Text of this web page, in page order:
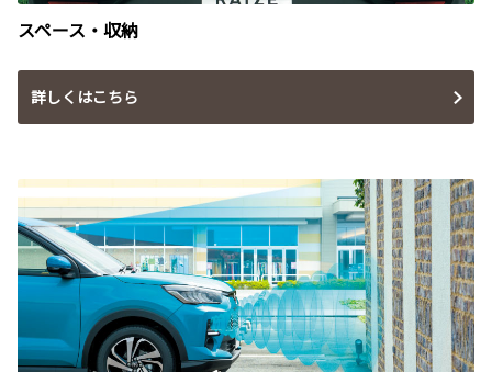
スペース・収納
詳しくはこちら